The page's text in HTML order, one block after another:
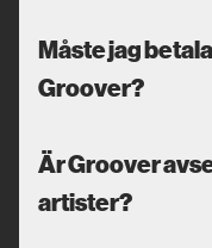
Måste jag
Groover?
Är Groover
artister?